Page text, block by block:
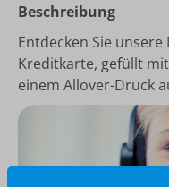
Beschreibung
Entdecken Sie
Kreditkarte, gefüllt
einem Allover-Druck